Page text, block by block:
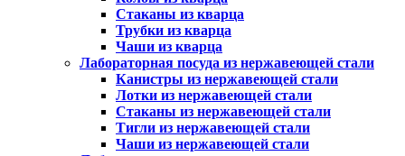
Стаканы из кварца
Трубки из кварца
Чаши из кварца
Лабораторная посуда из нержавеющей стали
Канистры из нержавеющей стали
Лотки из нержавеющей стали
Стаканы из нержавеющей стали
Тигли из нержавеющей стали
Чаши из нержавеющей стали